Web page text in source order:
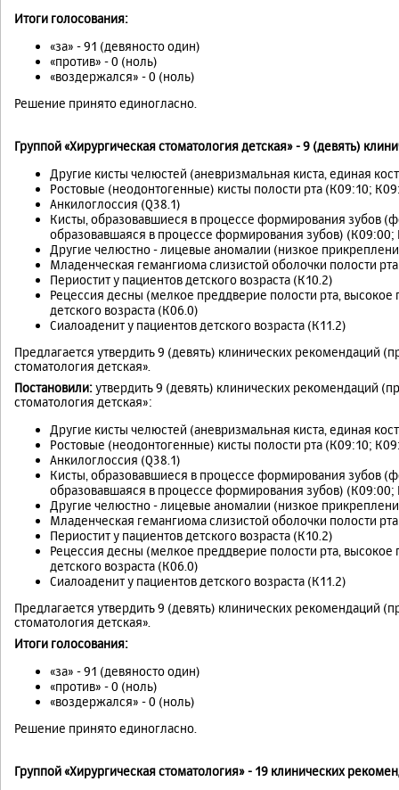
Итоги голосования:
«за» - 91 (девяносто один)
«против» - 0 (ноль)
«воздержался» - 0 (ноль)
Решение принято единогласно.
Группой «Хирургическая стоматология детская» - 9 (девять)
Другие кисты челюстей (аневризмальная киста, единая
Ростовые (неодонтогенные) кисты полости рта (К09:10;
Анкилоглоссия (Q38.1)
Кисты, образовавшиеся в процессе формирования зубов
образовавшаяся в процессе формирования зубов)
Другие челюстно - лицевые аномалии (низкое
Младенческая гемангиома слизистой оболочки полости
Периостит у пациентов детского возраста (К10.2)
Рецессия десны (мелкое преддверие полости рта,
детского возраста (К06.0)
Сиалоаденит у пациентов детского возраста (К11.2)
Предлагается утвердить 9 (девять) клинических рекомендаций
стоматология детская».
Постановили:утвердить 9 (девять) клинических рекомендаций
стоматология детская»:
Другие кисты челюстей (аневризмальная киста, единая
Ростовые (неодонтогенные) кисты полости рта (К09:10;
Анкилоглоссия (Q38.1)
Кисты, образовавшиеся в процессе формирования зубов
образовавшаяся в процессе формирования зубов)
Другие челюстно - лицевые аномалии (низкое
Младенческая гемангиома слизистой оболочки полости
Периостит у пациентов детского возраста (К10.2)
Рецессия десны (мелкое преддверие полости рта,
детского возраста (К06.0)
Сиалоаденит у пациентов детского возраста (К11.2)
Предлагается утвердить 9 (девять) клинических рекомендаций
стоматология детская».
Итоги голосования:
«за» - 91 (девяносто один)
«против» - 0 (ноль)
«воздержался» - 0 (ноль)
Решение принято единогласно.
Группой «Хирургическая стоматология» - 19 клинических